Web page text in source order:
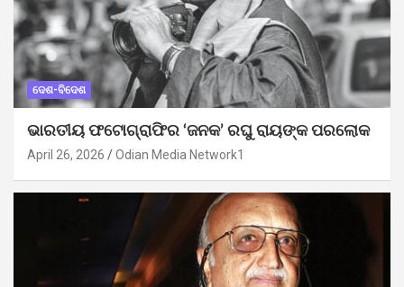
ଦେଶ-ବିଦେଶ
ଭାରତୀୟ ଫଟୋଗ୍ରାଫିର ‘ଜନକ’ ରଘୁ ରାୟଙ୍କ ପରଲୋକ
April 26, 2026 Odian Media Network1